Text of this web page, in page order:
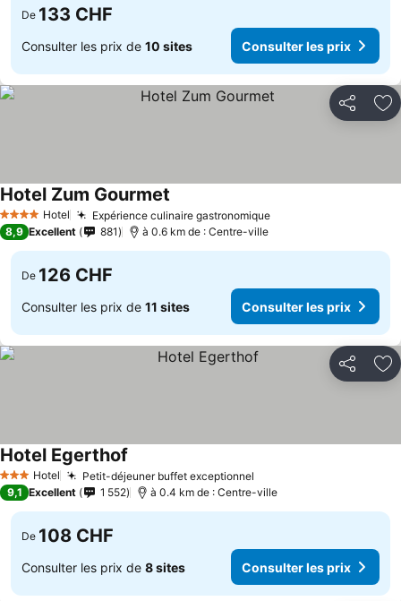
De 133 CHF
Consulter les prix de 10 sites Consulter les prix
Partager
4 Étoiles Hotel Expérience culinaire gastronomique
Hotel Zum Gourmet
8,9 Excellent 881 à 0.6 km de : Centre-ville
De 126 CHF
Consulter les prix de 11 sites Consulter les prix
Partager
3 ÉtoilesHotel Petit-déjeuner buffet exceptionnel
Hotel Egerthof
9,1 Excellent 1 552 à 0.4 km de : Centre-ville
De 108 CHF
Consulter les prix de 8 sites Consulter les prix